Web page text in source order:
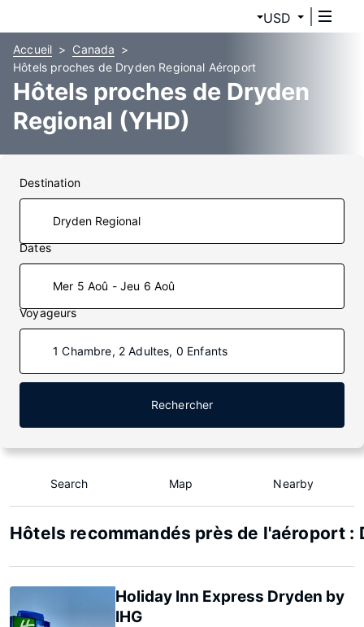
USD
Accueil
Canada
Hôtels proches de Dryden Regional Aéroport
Hôtels proches de Dryden
Regional (YHD)
Destination
Dates
Mer 5 Aoû - Jeu 6 Aoû
Voyageurs
1 Chambre, 2 Adultes, 0 Enfants
Rechercher
Search Map Nearby
Hôtels recommandés près de l'aéroport :
Holiday Inn Express Dryden by
IHG